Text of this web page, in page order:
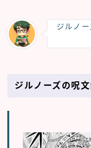
ジルノ
ジルノーズの呪